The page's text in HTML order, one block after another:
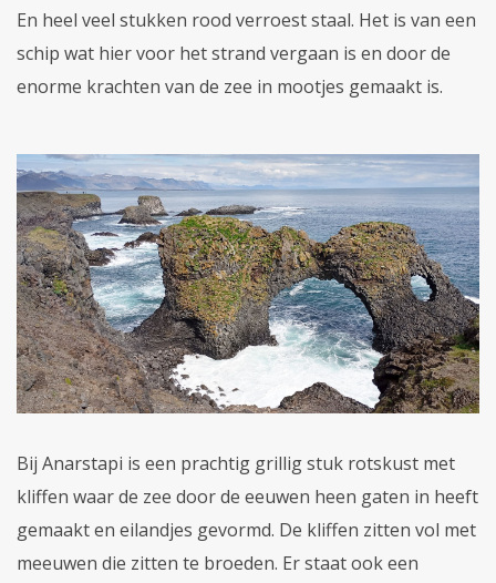
En heel veel stukken rood verroest staal. Het is van een
schip wat hier voor het strand vergaan is en door de
enorme krachten van de zee in mootjes gemaakt is.
Bij Anarstapi is een prachtig grillig stuk rotskust met
kliffen waar de zee door de eeuwen heen gaten in heeft
gemaakt en eilandjes gevormd. De kliffen zitten vol met
meeuwen die zitten te broeden. Er staat ook een